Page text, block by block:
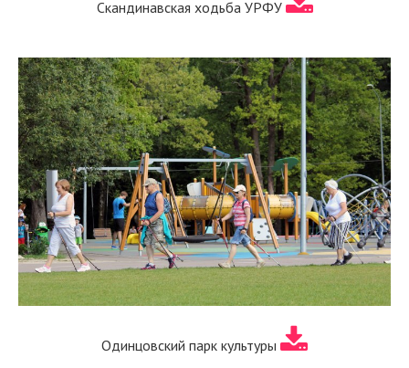
Скандинавская ходьба УРФУ
Одинцовский парк культуры